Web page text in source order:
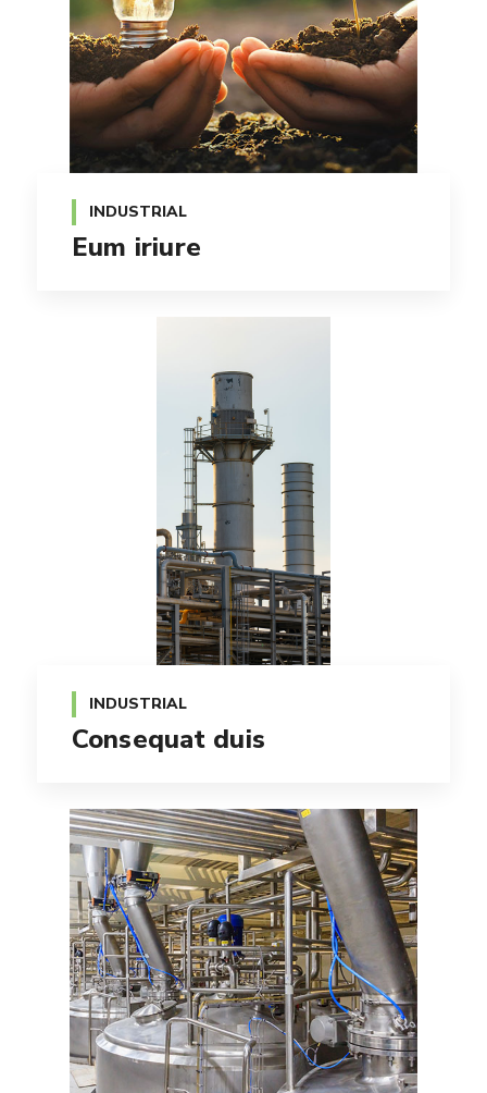
INDUSTRIAL
Eum iriure
INDUSTRIAL
Consequat duis